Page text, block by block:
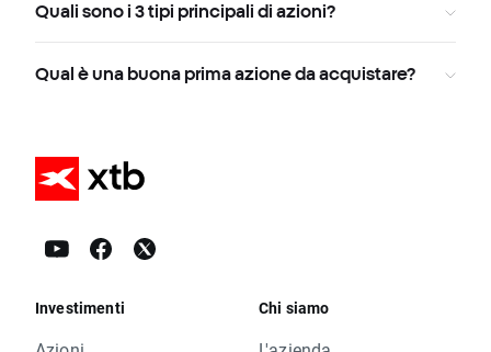
Quali sono i 3 tipi principali di azioni?
Qual è una buona prima azione da acquistare?
Investimenti Chi siamo